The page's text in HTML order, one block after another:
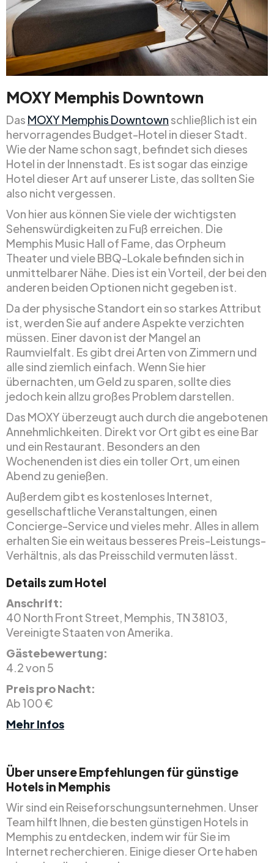
MOXY Memphis Downtown
Das MOXY Memphis Downtownschließlich ist ein
hervorragendes Budget-Hotel in dieser Stadt.
Wie der Name schon sagt, befindet sich dieses
Hotel in der Innenstadt. Es ist sogar das einzige
Hotel dieser Art auf unserer Liste, das sollten Sie
also nicht vergessen.
Von hier aus können Sie viele der wichtigsten
Sehenswürdigkeiten zu Fuß erreichen. Die
Memphis Music Hall of Fame, das Orpheum
Theater und viele BBQ-Lokale befinden sich in
unmittelbarer Nähe. Dies ist ein Vorteil, der bei den
anderen beiden Optionen nicht gegeben ist.
Da der physische Standort ein so starkes Attribut
ist, werden Sie auf andere Aspekte verzichten
müssen. Einer davon ist der Mangel an
Raumvielfalt. Es gibt drei Arten von Zimmern und
alle sind ziemlich einfach. Wenn Sie hier
übernachten, um Geld zu sparen, sollte dies
jedoch kein allzu großes Problem darstellen.
Das MOXY überzeugt auch durch die angebotenen
Annehmlichkeiten. Direkt vor Ort gibt es eine Bar
und ein Restaurant. Besonders an den
Wochenenden ist dies ein toller Ort, um einen
Abend zu genießen.
Außerdem gibt es kostenloses Internet,
gesellschaftliche Veranstaltungen, einen
Concierge-Service und vieles mehr. Alles in allem
erhalten Sie ein weitaus besseres Preis-Leistungs-
Verhältnis, als das Preisschild vermuten lässt.
Details zum Hotel
Anschrift:
40 North Front Street, Memphis, TN 38103,
Vereinigte Staaten von Amerika.
Gästebewertung:
4.2 von 5
Preis pro Nacht:
Ab 100 €
Mehr Infos
Über unsere Empfehlungen für günstige
Hotels in Memphis
Wir sind ein Reiseforschungsunternehmen. Unser
Team hilft Ihnen, die besten günstigen Hotels in
Memphis zu entdecken, indem wir für Sie im
Internet recherchieren. Einige dieser Orte haben